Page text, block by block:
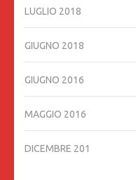
LUGLIO 2018
GIUGNO 2018
GIUGNO 2016
MAGGIO 2016
DICEMBRE 201